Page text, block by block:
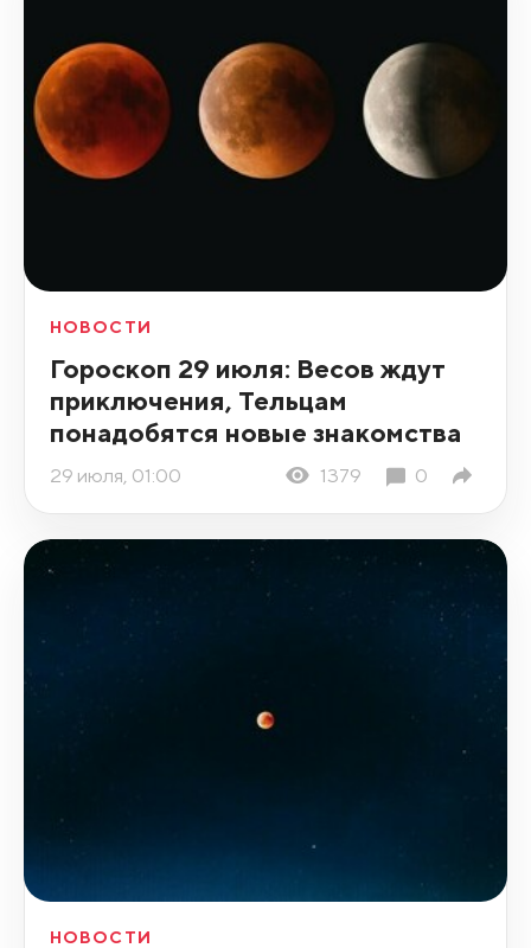
НОВОСТИ
Гороскоп 29 июля: Весов ждут
приключения, Тельцам
понадобятся новые знакомства
29 июля, 01:00 1379 0
НОВОСТИ